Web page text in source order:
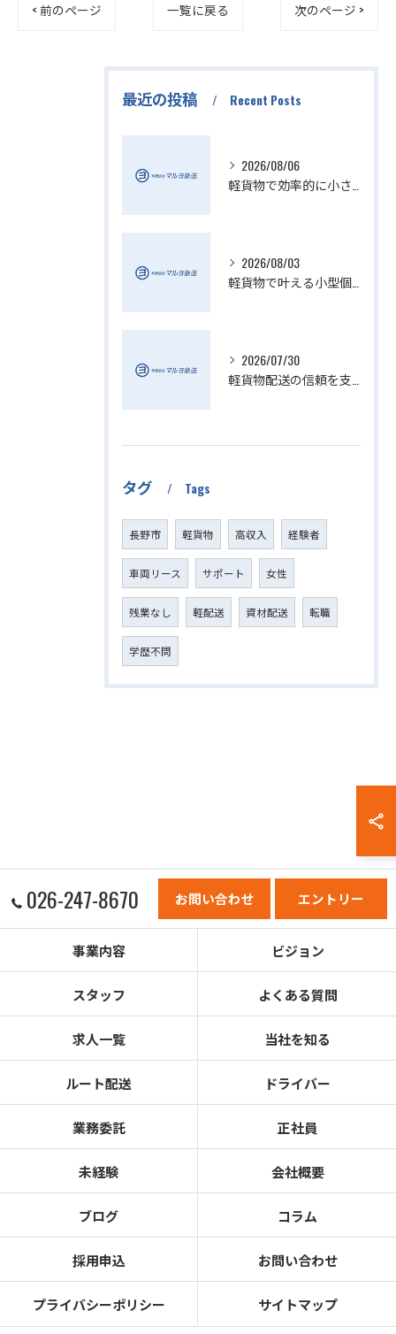
< 前のページ 一覧に戻る 次のページ >
最近の投稿 Recent Posts
2026/08/06
2026/08/03
2026/07/30
タグ Tags
長野市 軽貨物 高収入 経験者
車両リース サポート 女性
残業なし 軽配送 資材配送 転職
学歴不問
026-247-8670 お問い合わせ エントリー
事業内容 ビジョン
スタッフ よくある質問
求人一覧 当社を知る
ルート配送 ドライバー
業務委託 正社員
未経験 会社概要
ブログ コラム
採用申込 お問い合わせ
プライバシーポリシー サイトマップ